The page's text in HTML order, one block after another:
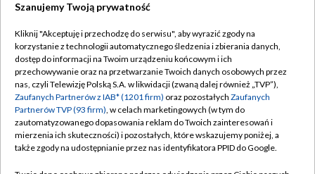
TVP
Abonament TVP
Emisja w TVP
Centrum informacji TVP
Naziemna Telewizja Cyfrowa
Regulamin TVP
Polityka prywatności
Moje zgody
Pomoc
Szanujemy Twoją prywatność
Kliknij "Akceptuję i przechodzę do serwisu", aby wyrazić zgody na
korzystanie z technologii automatycznego śledzenia i zbierania danych,
dostęp do informacji na Twoim urządzeniu końcowym i ich
przechowywanie oraz na przetwarzanie Twoich danych osobowych przez
nas, czyli Telewizję Polską S.A. w likwidacji (zwaną dalej również „TVP”),
Zaufanych Partnerów z IAB* (1201 firm) oraz pozostałych Zaufanych
Partnerów TVP (93 firm), w celach marketingowych (w tym do
zautomatyzowanego dopasowania reklam do Twoich zainteresowań i
mierzenia ich skuteczności) i pozostałych, które wskazujemy poniżej, a
także zgody na udostępnianie przez nas identyfikatora PPID do Google.